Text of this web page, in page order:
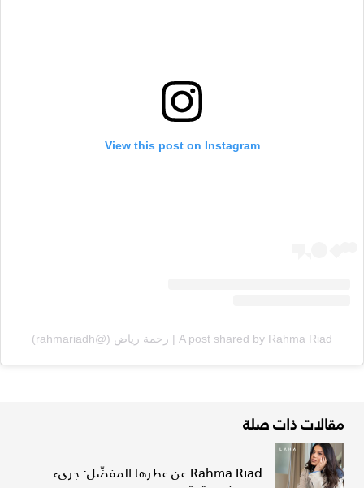
View this post on Instagram
A post shared by Rahma Riad | رحمة رياض (@rahmariadh)
مقالات ذات صلة
Rahma Riad عن عطرها المفضّل: جريء...